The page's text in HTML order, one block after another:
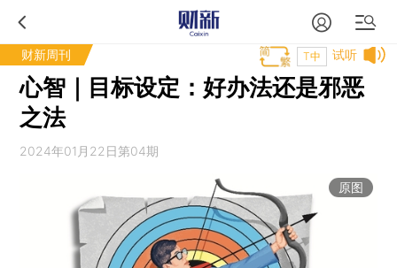
财新周刊 试听
T中
心智｜目标设定：好办法还是邪恶
之法
2024年01月22日第04期
原图